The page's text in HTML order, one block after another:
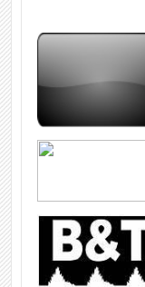
Angielskie przyimki
zapamiętasz
zrozumiale wytłumaczył,
czym polega mowa
(reported speech) w
angielskim
dłużej!